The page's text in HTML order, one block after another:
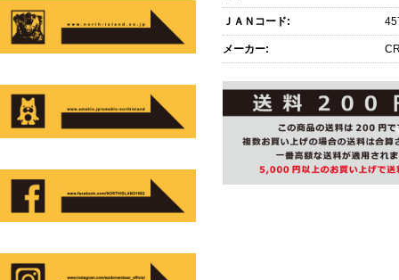
ＪＡＮコード:
メーカー: